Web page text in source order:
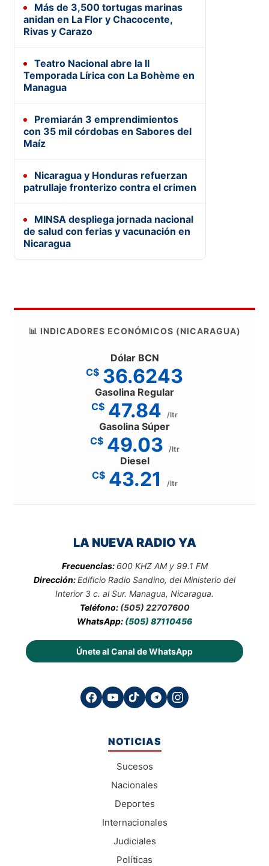
Más de 3,500 tortugas marinas
anidan en La Flor y Chacocente,
Rivas y Carazo
Teatro Nacional abre la II
Temporada Lírica con La Bohème en
Managua
Premiarán 3 emprendimientos
con 35 mil córdobas en Sabores del
Maíz
Nicaragua y Honduras refuerzan
patrullaje fronterizo contra el crimen
MINSA despliega jornada nacional
de salud con ferias y vacunación en
Nicaragua
📊 INDICADORES ECONÓMICOS (NICARAGUA)
Dólar BCN
C$ 36.6243
Gasolina Regular
C$ 47.84 /ltr
Gasolina Súper
C$ 49.03 /ltr
Diesel
C$ 43.21 /ltr
LA NUEVA RADIO YA
Frecuencias: 600 KHZ AM y 99.1 FM
Dirección:Edificio Radio Sandino, del Ministerio del
Interior 3 c. al Sur. Managua, Nicaragua.
Teléfono: (505) 22707600
WhatsApp: (505) 87110456
Únete al Canal de WhatsApp
NOTICIAS
Sucesos
Nacionales
Deportes
Internacionales
Judiciales
Políticas